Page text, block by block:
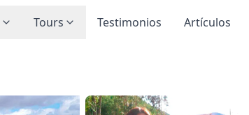
Tours Testimonios Artículos